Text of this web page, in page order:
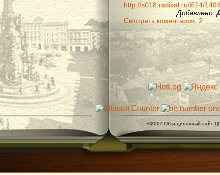
http://s018.radikal.ru/i514/
Добавлено:
Смотреть коментарии: 2
©2007 Объединенный сайт